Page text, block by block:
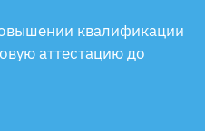
квалификации
аттестацию до